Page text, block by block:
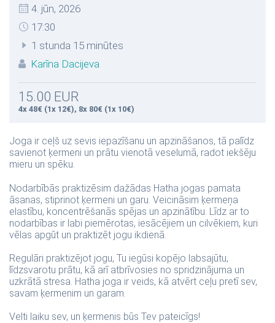
4. jūn, 2026
17:30
1 stunda 15 minūtes
Karīna Dacijeva
15.00 EUR
4x 48€ (1x 12€), 8x 80€ (1x 10€)
Joga ir ceļš uz sevis iepazīšanu un apzināšanos, tā palīdz
savienot ķermeni un prātu vienotā veselumā, radot iekšēju
mieru un spēku.
Nodarbībās praktizēsim dažādas Hatha jogas pamata
āsanas, stiprinot ķermeni un garu. Veicināsim ķermeņa
elastību, koncentrēšanās spējas un apzinātību. Līdz ar to
nodarbības ir labi piemērotas, iesācējiem un cilvēkiem, kuri
vēlas apgūt un praktizēt jogu ikdienā.
Regulāri praktizējot jogu, Tu iegūsi kopējo labsajūtu,
līdzsvarotu prātu, kā arī atbrīvosies no spridzinājuma un
uzkrātā stresa. Hatha joga ir veids, kā atvērt ceļu pretī sev,
savam ķermenim un garam.
Velti laiku sev, un ķermenis būs Tev pateicīgs!